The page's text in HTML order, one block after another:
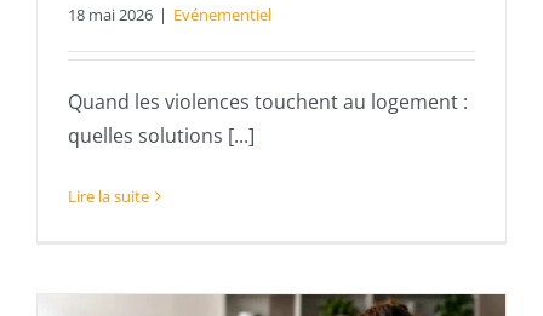
18 mai 2026 | Evénementiel
Quand les violences touchent au logement :
quelles solutions [...]
Lire la suite